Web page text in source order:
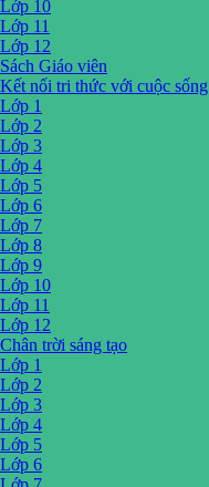
Lớp 10
Lớp 11
Lớp 12
Sách Giáo viên
Kết nối tri thức với cuộc sống
Lớp 1
Lớp 2
Lớp 3
Lớp 4
Lớp 5
Lớp 6
Lớp 7
Lớp 8
Lớp 9
Lớp 10
Lớp 11
Lớp 12
Chân trời sáng tạo
Lớp 1
Lớp 2
Lớp 3
Lớp 4
Lớp 5
Lớp 6